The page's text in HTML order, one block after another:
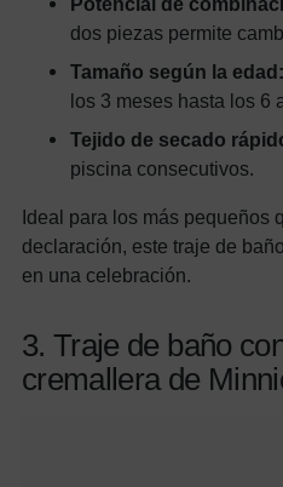
dos piezas permite
Tamaño según la edad:
los 3 meses hasta los 6
Tejido de secado
piscina consecutivos.
Ideal para los más pequeños
declaración, este traje de
en una celebración.
3. Traje de baño
cremallera de